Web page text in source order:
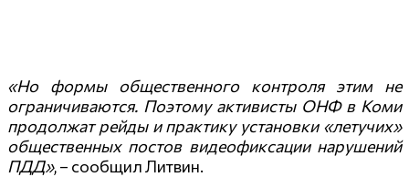
«Но формы общественного контроля этим не
ограничиваются. Поэтому активисты ОНФ в Коми
продолжат рейды и практику установки «летучих»
общественных постов видеофиксации нарушений
ПДД», – сообщил Литвин.